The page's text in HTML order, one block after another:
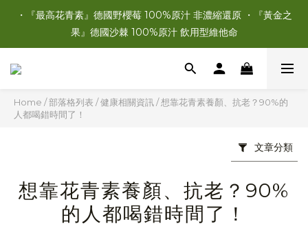
・『最高花青素』德國野櫻莓 100%原汁 非濃縮還原 ・『黃金之
果』德國沙棘 100%原汁 飲用型維他命
Home /部落格列表 /健康相關資訊/想靠花青素養顏、抗老？90%的
人都喝錯時間了！
文章分類
想靠花青素養顏、抗老？90%
的人都喝錯時間了！